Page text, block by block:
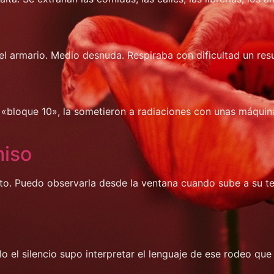
armario. Medio desnuda. Respiraba con dificultad un
10», la sometieron a radiaciones con unas
Puedo observarla desde la ventana cuando sube a su
el silencio supo interpretar el lenguaje de ese rodeo